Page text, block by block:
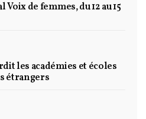
Voix de femmes, du 12 au 15
les académies et écoles
étrangers